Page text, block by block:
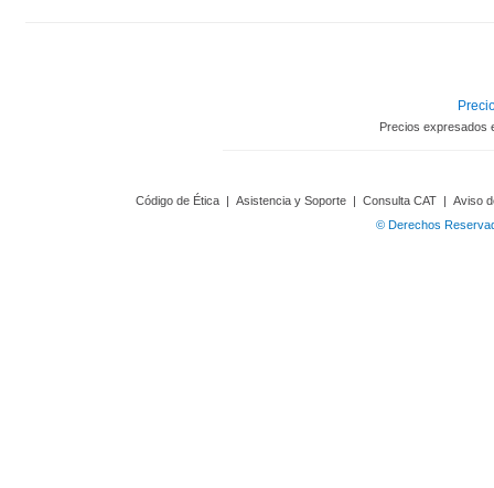
Precios expresados
Código de Ética | Asistencia y Soporte | Consulta CAT | Aviso
© Derechos